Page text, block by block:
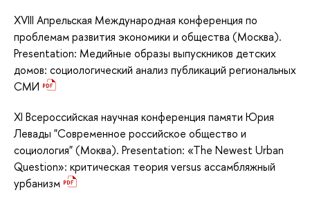
XVIII Апрельская Международная конференция по
проблемам развития экономики и общества (Москва).
Presentation: Медийные образы выпускников детских
домов: социологический анализ публикаций региональных
СМИ
XI Всероссийская научная конференция памяти Юрия
Левады "Современное российское общество и
социология" (Моква). Presentation: «The Newest Urban
Question»: критическая теория versus ассамбляжный
урбанизм